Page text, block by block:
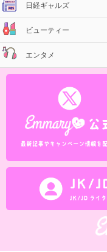
日経ギャルズ
ビューティー
エンタメ